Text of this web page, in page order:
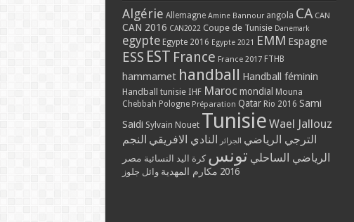
Algérie Allemagne Amine Bannour angola CA CAN
CAN 2016 CAN2022 Coupe de Tunisie Danemark
egypte Egypte 2016 Egypte 2021 EMM Espagne
ESS EST France France 2017 FTHB
hammamet handball Handball féminin
Handball tunisie IHF Maroc mondial Mouna
Chebbah Pologne Préparation Qatar Rio 2016 Sami
Saidi Sylvain Nouet Tunisie Wael Jallouz
الترجي الرياضي الجزائر النادي الافريقي النجم
الرياضي الساحلي تونس كرة اليد النسائية مصر
2016 مكارم المهدية وائل جلوز